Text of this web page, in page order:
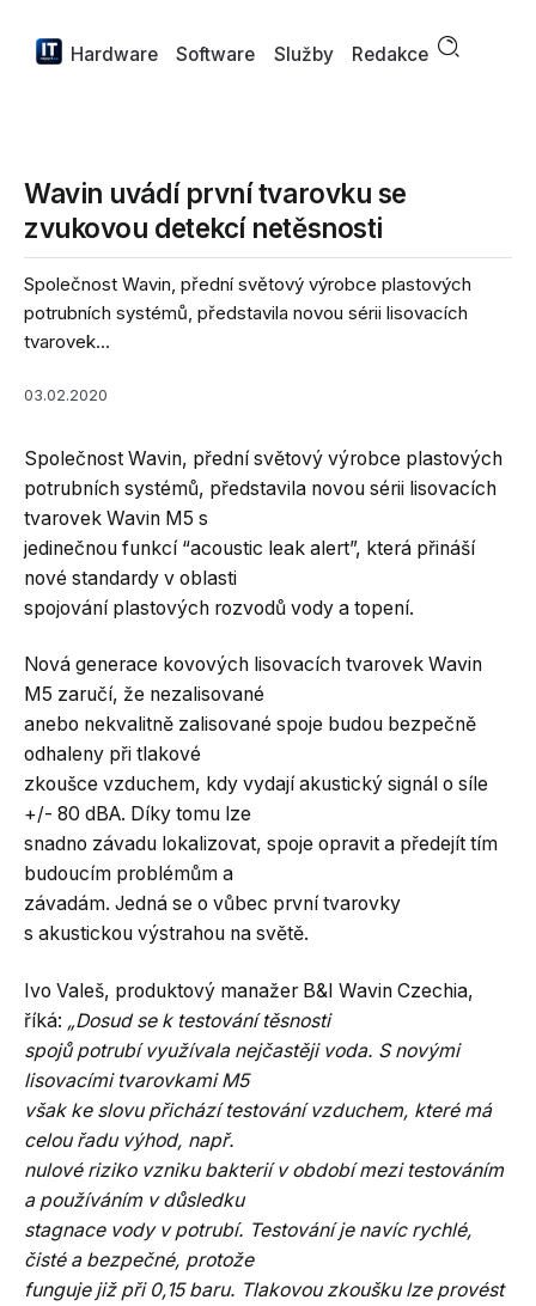
Hardware Software Služby Redakce
Wavin uvádí první tvarovku se
zvukovou detekcí netěsnosti
Společnost Wavin, přední světový výrobce plastových
potrubních systémů, představila novou sérii lisovacích
tvarovek...
03.02.2020
Společnost Wavin, přední světový výrobce plastových
potrubních systémů, představila novou sérii lisovacích
tvarovek Wavin M5 s
jedinečnou funkcí “acoustic leak alert”, která přináší
nové standardy v oblasti
spojování plastových rozvodů vody a topení.
Nová generace kovových lisovacích tvarovek Wavin
M5 zaručí, že nezalisované
anebo nekvalitně zalisované spoje budou bezpečně
odhaleny při tlakové
zkoušce vzduchem, kdy vydají akustický signál o síle
+/- 80 dBA. Díky tomu lze
snadno závadu lokalizovat, spoje opravit a předejít tím
budoucím problémům a
závadám. Jedná se o vůbec první tvarovky
s akustickou výstrahou na světě.
Ivo Valeš, produktový manažer B&I Wavin Czechia,
říká: „Dosud se k testování těsnosti
spojů potrubí využívala nejčastěji voda. S novými
lisovacími tvarovkami M5
však ke slovu přichází testování vzduchem, které má
celou řadu výhod, např.
nulové riziko vzniku bakterií v období mezi testováním
a používáním v důsledku
stagnace vody v potrubí. Testování je navíc rychlé,
čisté a bezpečné, protože
funguje již při 0,15 baru. Tlakovou zkoušku lze provést